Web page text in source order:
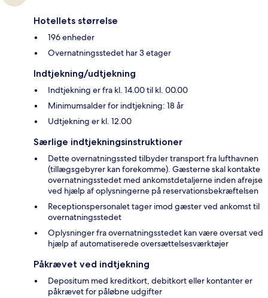
Hotellets størrelse
196 enheder
Overnatningsstedet har 3 etager
Indtjekning/udtjekning
Indtjekning er fra kl. 14.00 til kl. 00.00
Minimumsalder for indtjekning: 18 år
Udtjekning er kl. 12.00
Særlige indtjekningsinstruktioner
Dette overnatningssted tilbyder transport fra lufthavnen
(tillægsgebyrer kan forekomme). Gæsterne skal kontakte
overnatningsstedet med ankomstdetaljerne inden afrejse
ved hjælp af oplysningerne på reservationsbekræftelsen
Receptionspersonalet tager imod gæster ved ankomst til
overnatningsstedet
Oplysninger fra overnatningsstedet kan være oversat ved
hjælp af automatiserede oversættelsesværktøjer
Påkrævet ved indtjekning
Depositum med kreditkort, debitkort eller kontanter er
påkrævet for påløbne udgifter